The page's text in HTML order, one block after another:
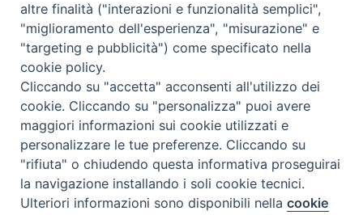
Diocesi di Melfi Rapolla Venosa
• Largo Duomo, 12 - 85025 MELFI (PZ) •
Tel. 0972238604
PEC ufficiale della Diocesi:
diocesi.melfi_rapolla_venosa@legalmail.it
Preferenze Cookie
altre finalità ("interazioni e funzionalità semplici",
"miglioramento dell'esperienza", "misurazione" e
"targeting e pubblicità") come specificato nella
cookie policy.
Cliccando su "accetta" acconsenti all'utilizzo dei
cookie. Cliccando su "personalizza" puoi avere
maggiori informazioni sui cookie utilizzati e
personalizzare le tue preferenze. Cliccando su
"rifiuta" o chiudendo questa informativa proseguirai
la navigazione installando i soli cookie tecnici.
Ulteriori informazioni sono disponibili nellacookie